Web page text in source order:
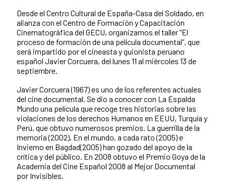
Desde el Centro Cultural de España-Casa del Soldado, en
alianza con el Centro de Formación y Capacitación
Cinematográfica del GECU, organizamos el taller “El
proceso de formación de una película documental”, que
será impartido por el cineasta y guionista peruano
español Javier Corcuera, del lunes 11 al miércoles 13 de
septiembre.
Javier Corcuera (1967) es uno de los referentes actuales
del cine documental. Se dio a conocer con La Espalda
Mundo una película que recoge tres historias sobre las
violaciones de los derechos Humanos en EEUU, Turquía y
Perú, que obtuvo numerosos premios. La guerrilla de la
memoria (2002), En el mundo, a cada rato (2005) e
Invierno en Bagdad(2005) han gozado del apoyo de la
crítica y del público. En 2008 obtuvo el Premio Goya de la
Academia del Cine Español 2008 al Mejor Documental
por Invisibles.